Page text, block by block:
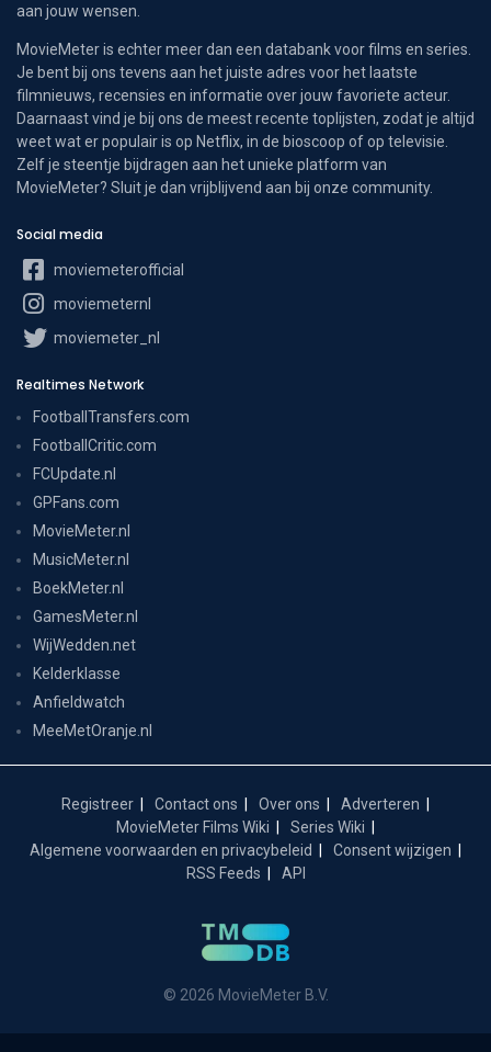
aan jouw wensen.
MovieMeter is echter meer dan een databank voor films en series.
Je bent bij ons tevens aan het juiste adres voor het laatste
filmnieuws, recensies en informatie over jouw favoriete acteur.
Daarnaast vind je bij ons de meest recente toplijsten, zodat je altijd
weet wat er populair is op Netflix, in de bioscoop of op televisie.
Zelf je steentje bijdragen aan het unieke platform van
MovieMeter? Sluit je dan vrijblijvend aan bij onze community.
Social media
moviemeterofficial
moviemeternl
moviemeter_nl
Realtimes Network
FootballTransfers.com
FootballCritic.com
FCUpdate.nl
GPFans.com
MovieMeter.nl
MusicMeter.nl
BoekMeter.nl
GamesMeter.nl
WijWedden.net
Kelderklasse
Anfieldwatch
MeeMetOranje.nl
Registreer Contact ons Over ons
Adverteren
MovieMeter Films Wiki
Series Wiki
Algemene voorwaarden en privacybeleid
Consent wijzigen
RSS Feeds
API
© 2026 MovieMeter B.V.